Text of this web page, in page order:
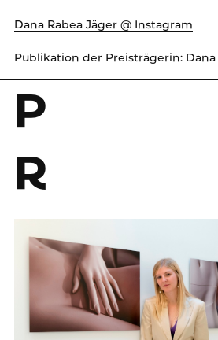
Dana Rabea Jäger @ Instagram
Publikation der Preisträgerin: Dana
P
R